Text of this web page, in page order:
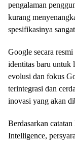
pengalaman
kurang
spesifikasinya
Google secara
identitas baru untuk
evolusi dan fokus
terintegrasi dan
inovasi yang akan
Berdasarkan
Intelligence,